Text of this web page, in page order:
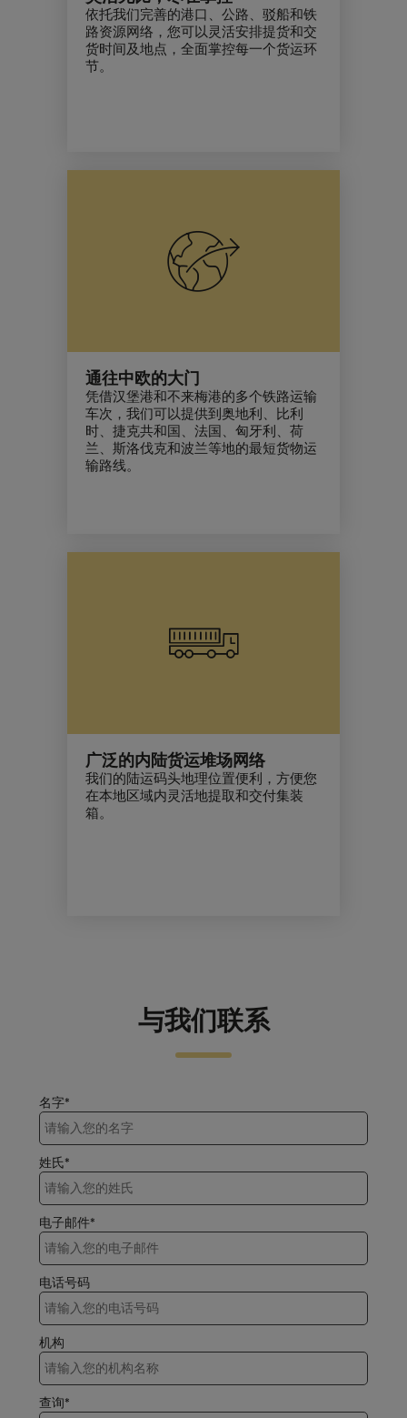
依托我们完善的港口、公路、驳船和铁
路资源网络，您可以灵活安排提货和交
货时间及地点，全面掌控每一个货运环
节。
通往中欧的大门
凭借汉堡港和不来梅港的多个铁路运输
车次，我们可以提供到奥地利、比利
时、捷克共和国、法国、匈牙利、荷
兰、斯洛伐克和波兰等地的最短货物运
输路线。
广泛的内陆货运堆场网络
我们的陆运码头地理位置便利，方便您
在本地区域内灵活地提取和交付集装
箱。
与我们联系
名字*
姓氏*
电子邮件*
电话号码
机构
查询*